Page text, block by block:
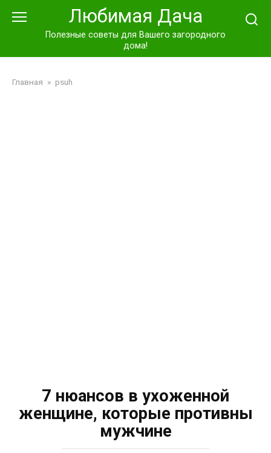
Любимая Дача
Полезные советы для Вашего загородного
дома!
Главная » psuh
7 нюансов в ухоженной
женщине, которые противны
мужчине